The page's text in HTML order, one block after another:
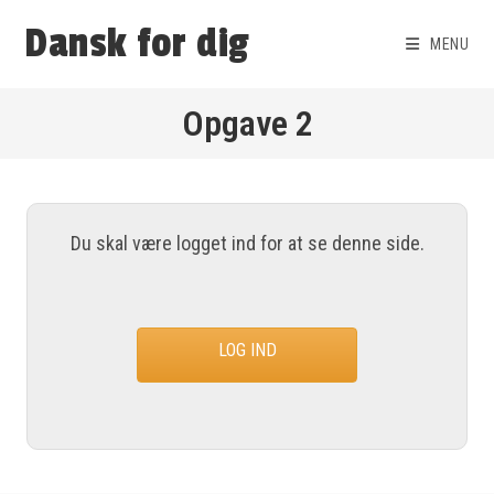
Dansk for dig MENU
Opgave 2
Du skal være logget ind for at se denne side.
LOG IND